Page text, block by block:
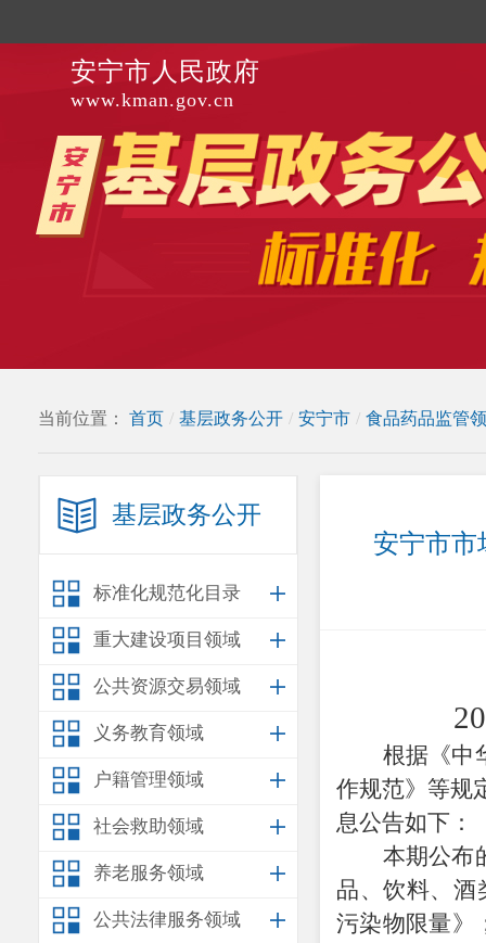
安宁市人民政府
www.kman.gov.cn
当前位置： 首页 / 基层政务公开 / 安宁市 / 食品药品监管
基层政务公开
标准化规范化目录
重大建设项目领域
公共资源交易领域
义务教育领域
户籍管理领域
社会救助领域
养老服务领域
公共法律服务领域
安宁市市
根据《中
作规范》等规
息公告如下：
本期公布
品、饮料、酒
污染物限量》